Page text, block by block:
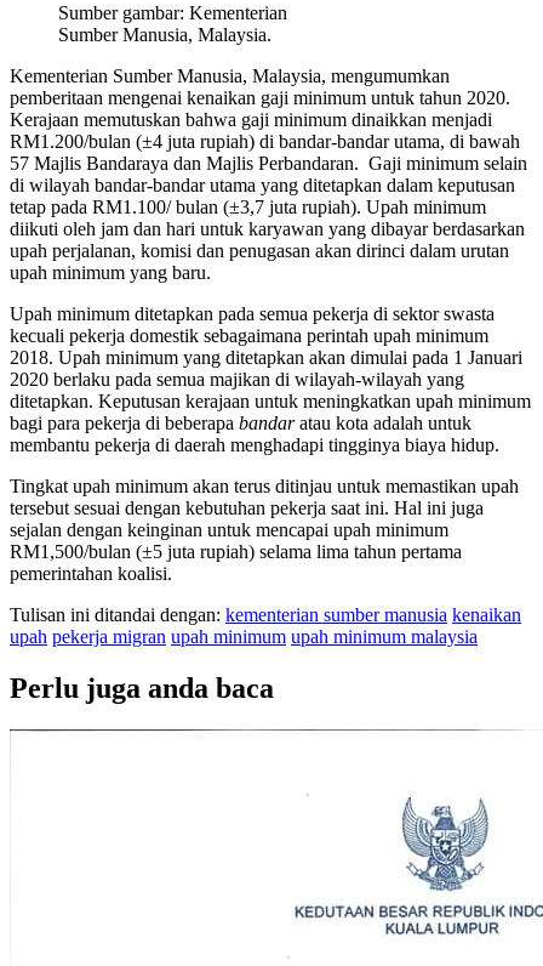
Sumber gambar: Kementerian
Sumber Manusia, Malaysia.
Kementerian Sumber Manusia, Malaysia, mengumumkan
pemberitaan mengenai kenaikan gaji minimum untuk tahun 2020.
Kerajaan memutuskan bahwa gaji minimum dinaikkan menjadi
RM1.200/bulan (±4 juta rupiah) di bandar-bandar utama, di bawah
57 Majlis Bandaraya dan Majlis Perbandaran. Gaji minimum selain
di wilayah bandar-bandar utama yang ditetapkan dalam keputusan
tetap pada RM1.100/ bulan (±3,7 juta rupiah). Upah minimum
diikuti oleh jam dan hari untuk karyawan yang dibayar berdasarkan
upah perjalanan, komisi dan penugasan akan dirinci dalam urutan
upah minimum yang baru.
Upah minimum ditetapkan pada semua pekerja di sektor swasta
kecuali pekerja domestik sebagaimana perintah upah minimum
2018. Upah minimum yang ditetapkan akan dimulai pada 1 Januari
2020 berlaku pada semua majikan di wilayah-wilayah yang
ditetapkan. Keputusan kerajaan untuk meningkatkan upah minimum
bagi para pekerja di beberapa bandaratau kota adalah untuk
membantu pekerja di daerah menghadapi tingginya biaya hidup.
Tingkat upah minimum akan terus ditinjau untuk memastikan upah
tersebut sesuai dengan kebutuhan pekerja saat ini. Hal ini juga
sejalan dengan keinginan untuk mencapai upah minimum
RM1,500/bulan (±5 juta rupiah) selama lima tahun pertama
pemerintahan koalisi.
Tulisan ini ditandai dengan: kementerian sumber manusia kenaikan
upah pekerja migran upah minimum upah minimum malaysia
Perlu juga anda baca